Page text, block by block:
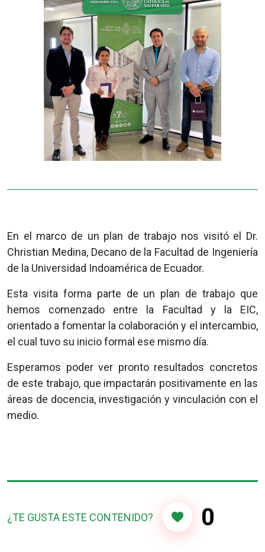
En el marco de un plan de trabajo nos visitó el Dr.
Christian Medina, Decano de la Facultad de Ingeniería
de la Universidad Indoamérica de Ecuador.
Esta visita forma parte de un plan de trabajo que
hemos comenzado entre la Facultad y la EIC,
orientado a fomentar la colaboración y el intercambio,
el cual tuvo su inicio formal ese mismo día.
Esperamos poder ver pronto resultados concretos
de este trabajo, que impactarán positivamente en las
áreas de docencia, investigación y vinculación con el
medio.
¿TE GUSTA ESTE CONTENIDO? 0